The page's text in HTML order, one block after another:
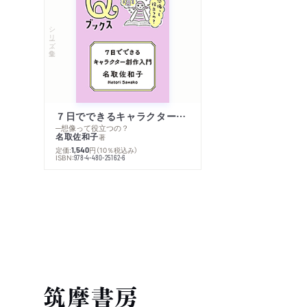
シリーズ・全集
７日でできるキャラクター創作入門
─想像って役立つの？
名取佐和子著
定価:1,540円 （10％税込み）
ISBN:978-4-480-25162-6